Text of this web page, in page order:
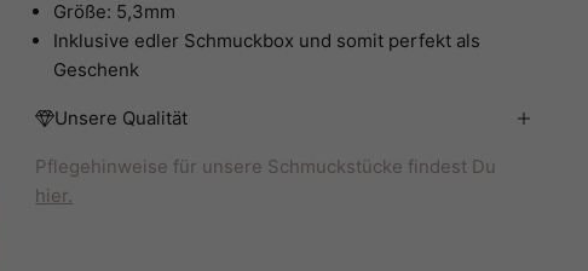
Größe: 5,3mm
Inklusive edler Schmuckbox und somit perfekt als
Geschenk
Unsere Qualität
Pflegehinweise für unsere Schmuckstücke findest Du
hier.